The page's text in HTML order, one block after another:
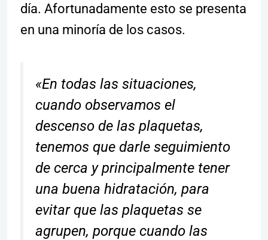
día. Afortunadamente esto se presenta
en una minoría de los casos.
«En todas las situaciones,
cuando observamos el
descenso de las plaquetas,
tenemos que darle seguimiento
de cerca y principalmente tener
una buena hidratación, para
evitar que las plaquetas se
agrupen, porque cuando las